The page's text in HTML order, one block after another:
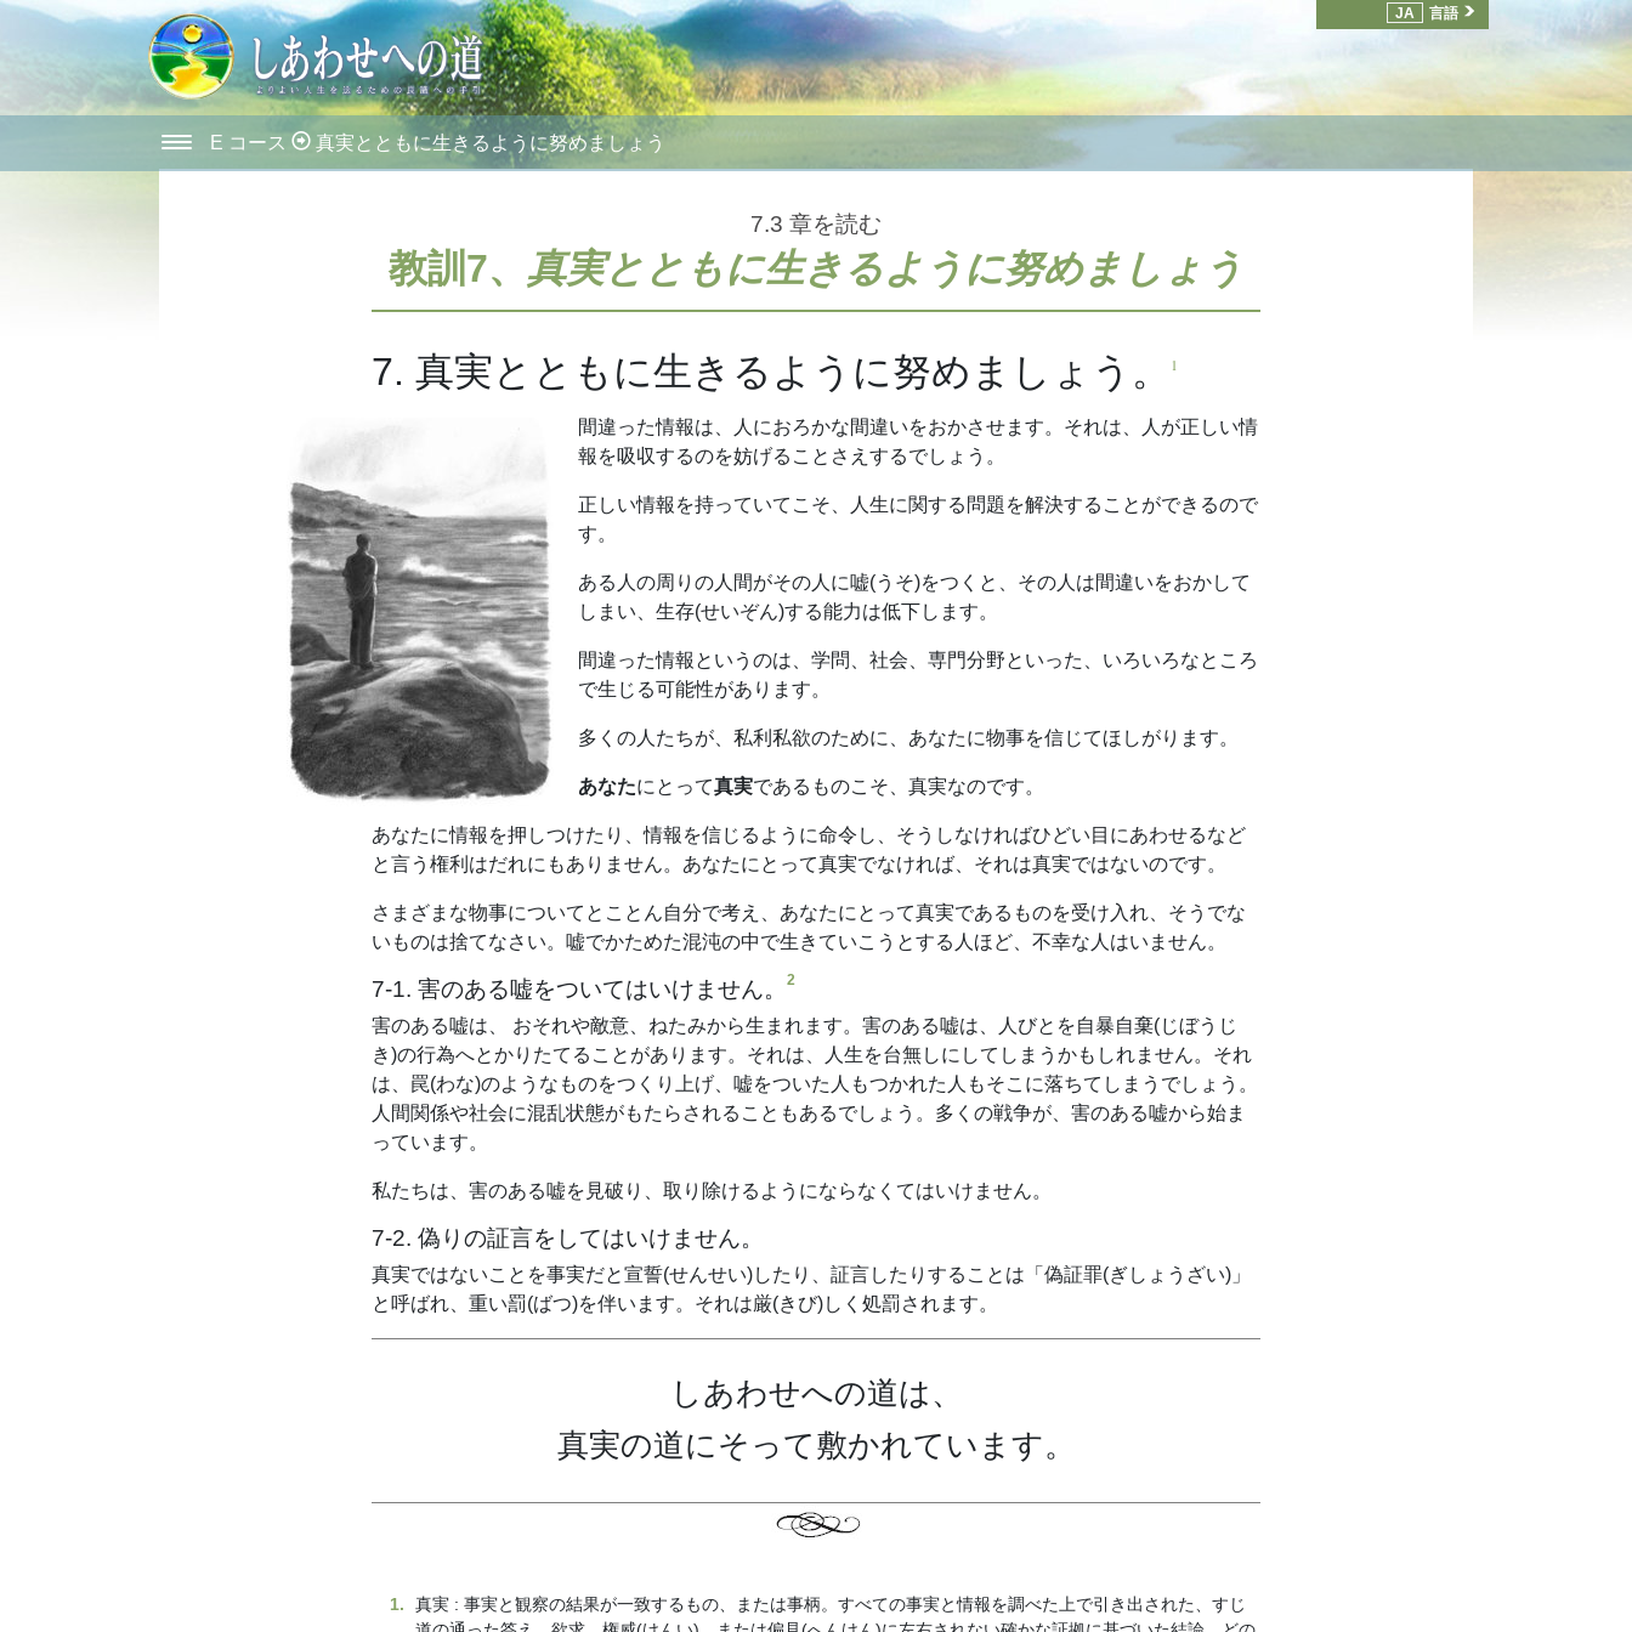
JA 言語
E コース 真実とともに生きるように努めましょう
7.3 章を読む
教訓7、 真実とともに生きるように努めましょう
7. 真実とともに生きるように努めましょう。 1
間違った情報は、人におろかな間違いをおかさせます。それは、人が正しい情
報を吸収するのを妨げることさえするでしょう。
正しい情報を持っていてこそ、人生に関する問題を解決することができるので
す。
ある人の周りの人間がその人に嘘(うそ)をつくと、その人は間違いをおかして
しまい、生存(せいぞん)する能力は低下します。
間違った情報というのは、学問、社会、専門分野といった、いろいろなところ
で生じる可能性があります。
多くの人たちが、私利私欲のために、あなたに物事を信じてほしがります。
あなたにとって真実であるものこそ、真実なのです。
あなたに情報を押しつけたり、情報を信じるように命令し、そうしなければひどい目にあわせるなど
と言う権利はだれにもありません。あなたにとって真実でなければ、それは真実ではないのです。
さまざまな物事についてとことん自分で考え、あなたにとって真実であるものを受け入れ、そうでな
いものは捨てなさい。嘘でかためた混沌の中で生きていこうとする人ほど、不幸な人はいません。
7-1. 害のある嘘をついてはいけません。 2
害のある嘘は、 おそれや敵意、ねたみから生まれます。害のある嘘は、人びとを自暴自棄(じぼうじ
き)の行為へとかりたてることがあります。それは、人生を台無しにしてしまうかもしれません。それ
は、罠(わな)のようなものをつくり上げ、嘘をついた人もつかれた人もそこに落ちてしまうでしょう。
人間関係や社会に混乱状態がもたらされることもあるでしょう。多くの戦争が、害のある嘘から始ま
っています。
私たちは、害のある嘘を見破り、取り除けるようにならなくてはいけません。
7-2. 偽りの証言をしてはいけません。
真実ではないことを事実だと宣誓(せんせい)したり、証言したりすることは「偽証罪(ぎしょうざい)」
と呼ばれ、重い罰(ばつ)を伴います。それは厳(きび)しく処罰されます。
しあわせへの道は、
真実の道にそって敷かれています。
1.
真実 : 事実と観察の結果が一致するもの、または事柄。すべての事実と情報を調べた上で引き出された、すじ